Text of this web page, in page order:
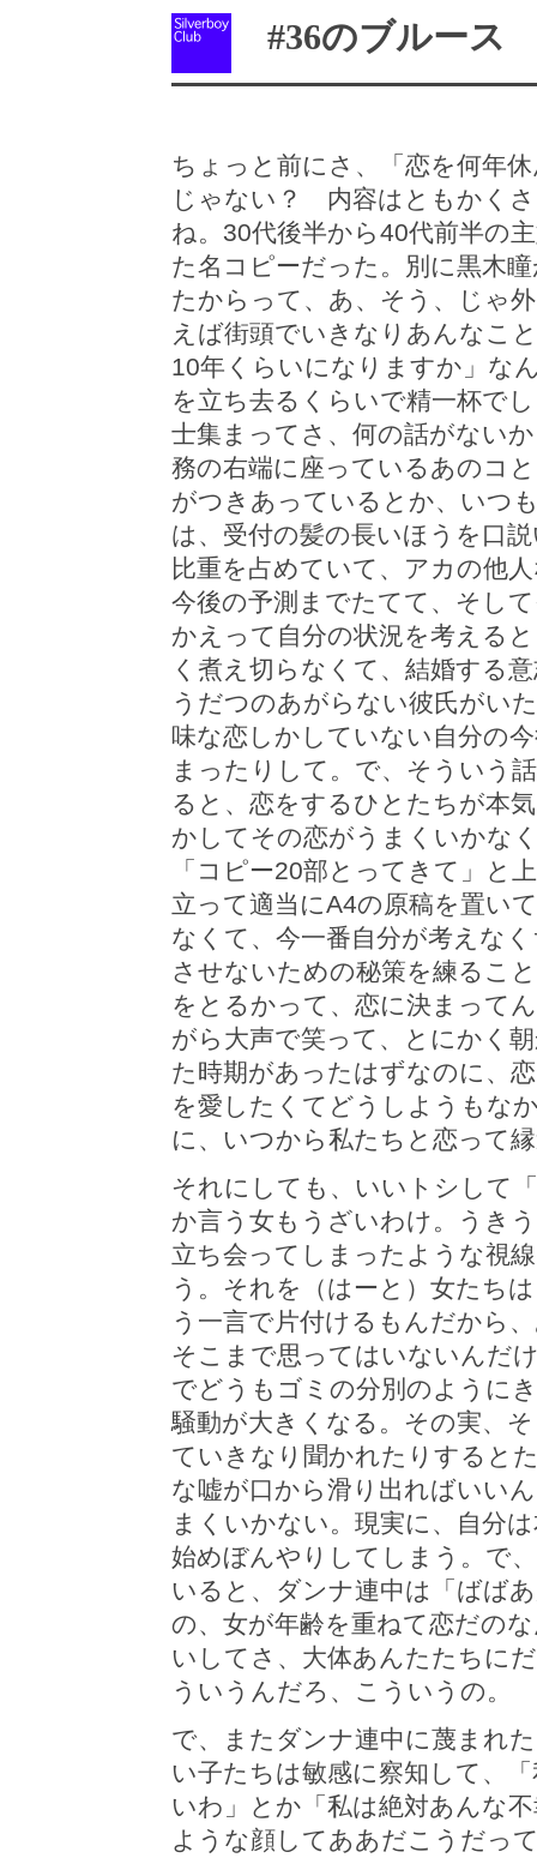
#36のブルース
ちょっと前にさ、「恋を何年
じゃない？ 内容はともかく
ね。30代後半から40代前半の
た名コピーだった。別に黒木
たからって、あ、そう、じゃ
えば街頭でいきなりあんなこ
10年くらいになりますか」な
を立ち去るくらいで精一杯で
士集まってさ、何の話がない
務の右端に座っているあのコ
がつきあっているとか、いつ
は、受付の髪の長いほうを口
比重を占めていて、アカの他
今後の予測までたてて、そし
かえって自分の状況を考える
く煮え切らなくて、結婚する
うだつのあがらない彼氏がい
味な恋しかしていない自分の
まったりして。で、そういう
ると、恋をするひとたちが本
かしてその恋がうまくいかな
「コピー20部とってきて」と
立って適当にA4の原稿を置い
なくて、今一番自分が考えな
させないための秘策を練るこ
をとるかって、恋に決まって
がら大声で笑って、とにかく
た時期があったはずなのに、
を愛したくてどうしようもな
に、いつから私たちと恋って
それにしても、いいトシして
か言う女もうざいわけ。うき
立ち会ってしまったような視
う。それを（はーと）女たち
う一言で片付けるもんだから
そこまで思ってはいないんだ
でどうもゴミの分別のように
騒動が大きくなる。その実、
ていきなり聞かれたりすると
な嘘が口から滑り出ればいい
まくいかない。現実に、自分
始めぼんやりしてしまう。で
いると、ダンナ連中は「ばば
の、女が年齢を重ねて恋だの
いしてさ、大体あんたたちに
ういうんだろ、こういうの。
で、またダンナ連中に蔑まれ
い子たちは敏感に察知して、
いわ」とか「私は絶対あんな
ような顔してああだこうだっ